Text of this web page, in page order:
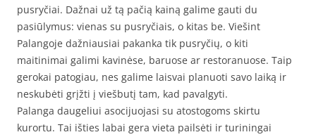
pusryčiai. Dažnai už tą pačią kainą galime gauti du
pasiūlymus: vienas su pusryčiais, o kitas be. Viešint
Palangoje dažniausiai pakanka tik pusryčių, o kiti
maitinimai galimi kavinėse, baruose ar restoranuose. Taip
gerokai patogiau, nes galime laisvai planuoti savo laiką ir
neskubėti grįžti į viešbutį tam, kad pavalgyti.
Palanga daugeliui asocijuojasi su atostogoms skirtu
kurortu. Tai išties labai gera vieta pailsėti ir turiningai